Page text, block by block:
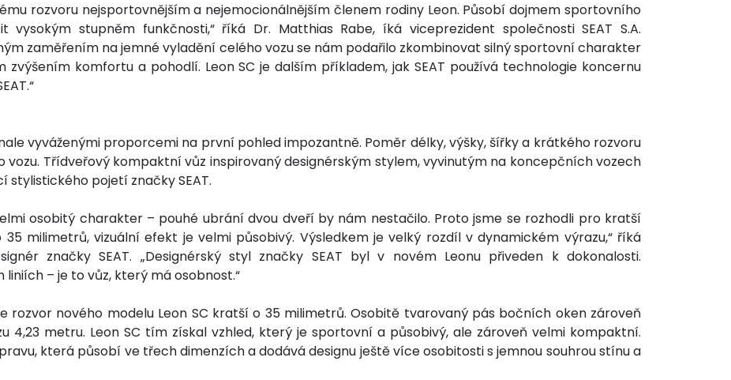
rozvoru nejsportovnějším a nejemocionálnějším členem rodiny Leon. Působí dojmem sportovního
stupněm funkčnosti,“ říká Dr. Matthias Rabe, íká viceprezident společnosti SEAT S.A.
zaměřením na jemné vyladění celého vozu se nám podařilo zkombinovat silný sportovní charakter
komfortu a pohodlí. Leon SC je dalším příkladem, jak SEAT používá technologie koncernu
vyváženými proporcemi na první pohled impozantně. Poměr délky, výšky, šířky a krátkého rozvoru
vozu. Třídveřový kompaktní vůz inspirovaný designérským stylem, vyvinutým na koncepčních vozech
stylistického pojetí značky SEAT.
osobitý charakter – pouhé ubrání dvou dveří by nám nestačilo. Proto jsme se rozhodli pro kratší
milimetrů, vizuální efekt je velmi působivý. Výsledkem je velký rozdíl v dynamickém výrazu,“ říká
značky SEAT. „Designérský styl značky SEAT byl v novém Leonu přiveden k dokonalosti.
– je to vůz, který má osobnost.“
rozvor nového modelu Leon SC kratší o 35 milimetrů. Osobitě tvarovaný pás bočních oken zároveň
4,23 metru. Leon SC tím získal vzhled, který je sportovní a působivý, ale zároveň velmi kompaktní.
která působí ve třech dimenzích a dodává designu ještě více osobitosti s jemnou souhrou stínu a